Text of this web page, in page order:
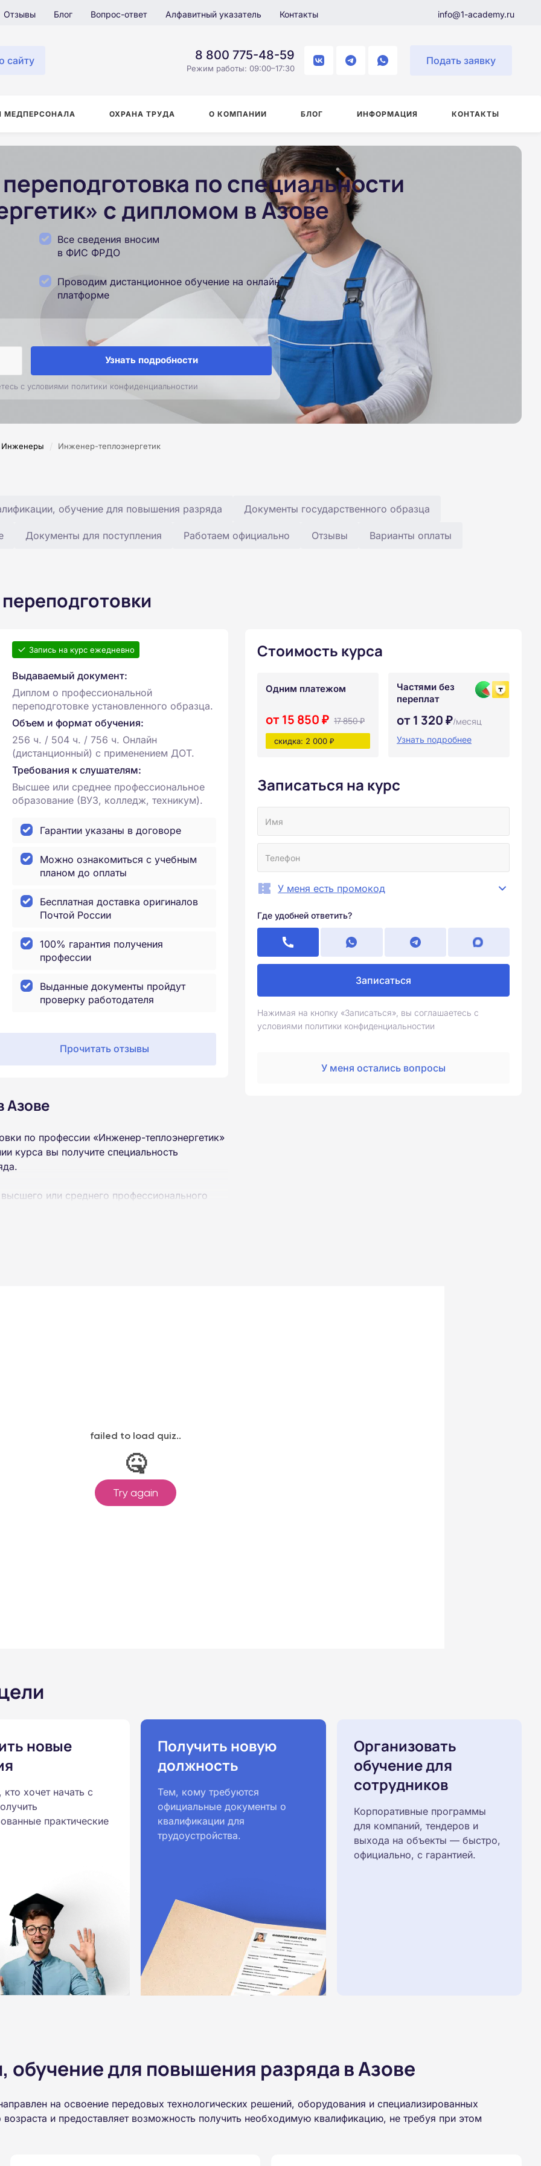
Отзывы Блог Вопрос-ответ Алфавитный указатель Контакты info@1-academy.ru
сайту 8 800 775-48-59
Режим работы: 09:00–17:30
Подать заявку
МЕДПЕРСОНАЛА ОХРАНА ТРУДА О КОМПАНИИ БЛОГ ИНФОРМАЦИЯ КОНТАКТЫ
по специальности
с дипломом в Азове
Все сведения вносим
в ФИС ФРДО
Проводим дистанционное обучение на онлайн
платформе
Узнать подробности
с условиями политики конфиденциальностии
Инженеры / Инженер-теплоэнергетик
обучение для повышения разряда Документы государственного образца
Документы для поступления Работаем официально Отзывы Варианты оплаты
Запись на курс ежедневно
Выдаваемый документ:
Диплом о профессиональной
переподготовке установленного образца.
Объем и формат обучения:
256 ч. / 504 ч. / 756 ч. Онлайн
(дистанционный) с применением ДОТ.
Требования к слушателям:
Высшее или среднее профессиональное
образование (ВУЗ, колледж, техникум).
Гарантии указаны в договоре
Можно ознакомиться с учебным
планом до оплаты
Бесплатная доставка оригиналов
Почтой России
100% гарантия получения
профессии
Выданные документы пройдут
проверку работодателя
Прочитать отзывы
Азове
по профессии «Инженер-теплоэнергетик»
курса вы получите специальность
или среднего профессионального
образования.
Стоимость курса
Одним платежом
от 15 850 ₽ 17 850 ₽
скидка: 2 000 ₽
Частями без
переплат
от 1 320 ₽/месяц
Узнать подробнее
Записаться на курс
У меня есть промокод
Где удобней ответить?
Записаться
Нажимая на кнопку «Записаться», вы соглашаетесь с
условиями политики конфиденциальностии
У меня остались вопросы
новые
хочет начать с
практические
Получить новую
должность
Тем, кому требуются
официальные документы о
квалификации для
трудоустройства.
Организовать
обучение для
сотрудников
Корпоративные программы
для компаний, тендеров и
выхода на объекты — быстро,
официально, с гарантией.
для повышения разряда в Азове
на освоение передовых технологических решений, оборудования и специализированных
и предоставляет возможность получить необходимую квалификацию, не требуя при этом